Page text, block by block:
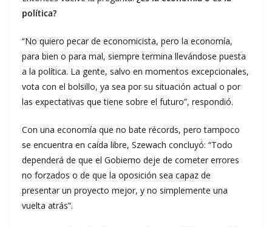
política?
“No quiero pecar de economicista, pero la economía,
para bien o para mal, siempre termina llevándose puesta
a la política. La gente, salvo en momentos excepcionales,
vota con el bolsillo, ya sea por su situación actual o por
las expectativas que tiene sobre el futuro”, respondió.
Con una economía que no bate récords, pero tampoco
se encuentra en caída libre, Szewach concluyó: “Todo
dependerá de que el Gobierno deje de cometer errores
no forzados o de que la oposición sea capaz de
presentar un proyecto mejor, y no simplemente una
vuelta atrás”.